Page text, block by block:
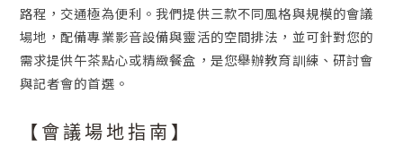
路程，交通極為便利。我們提供三款不同風格與規模的會議
場地，配備專業影音設備與靈活的空間排法，並可針對您的
需求提供午茶點心或精緻餐盒，是您舉辦教育訓練、研討會
與記者會的首選。
【會議場地指南】